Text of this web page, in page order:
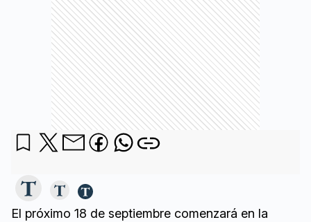
El próximo 18 de septiembre comenzará en la